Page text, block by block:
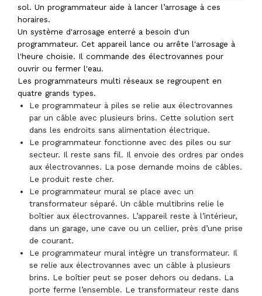
sol. Un programmateur aide à lancer l’arrosage à ces
horaires.
Un système d'arrosage enterré a besoin d'un
programmateur. Cet appareil lance ou arrête l'arrosage à
l'heure choisie. Il commande des électrovannes pour
ouvrir ou fermer l'eau.
Les programmateurs multi réseaux se regroupent en
quatre grands types.
Le programmateur à piles se relie aux électrovannes
par un câble avec plusieurs brins. Cette solution sert
dans les endroits sans alimentation électrique.
Le programmateur fonctionne avec des piles ou sur
secteur. Il reste sans fil. Il envoie des ordres par ondes
aux électrovannes. La pose demande moins de câbles.
Le produit reste cher.
Le programmateur mural se place avec un
transformateur séparé. Un câble multibrins relie le
boîtier aux électrovannes. L’appareil reste à l’intérieur,
dans un garage, une cave ou un cellier, près d’une prise
de courant.
Le programmateur mural intègre un transformateur. Il
se relie aux électrovannes avec un câble à plusieurs
brins. Le boîtier peut se poser dehors ou dedans. La
porte ferme l’ensemble. Le transformateur reste dans